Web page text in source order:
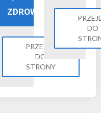
ZDROWIE
PRZEJDŹ
DO
STRONY
DO